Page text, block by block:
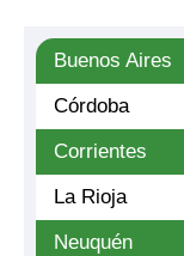
Buenos Aires
Córdoba
Corrientes
La Rioja
Neuquén